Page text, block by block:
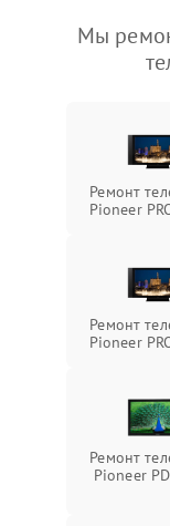
Мы
Ремонт
Pioneer
Ремонт
Pioneer
Ремонт
Pioneer